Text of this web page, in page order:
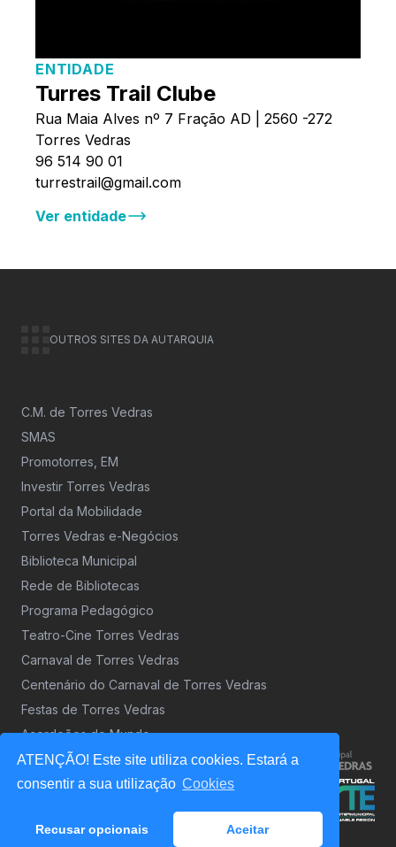
ATENÇÃO! Este site utiliza cookies. Estará a
consentir a sua utilização Cookies
Recusar opcionais Aceitar
ENTIDADE
Turres Trail Clube
Rua Maia Alves nº 7 Fração AD | 2560 -272
Torres Vedras
96 514 90 01
turrestrail@gmail.com
Ver entidade
OUTROS SITES DA AUTARQUIA
C.M. de Torres Vedras
SMAS
Promotorres, EM
Investir Torres Vedras
Portal da Mobilidade
Torres Vedras e-Negócios
Biblioteca Municipal
Rede de Bibliotecas
Programa Pedagógico
Teatro-Cine Torres Vedras
Carnaval de Torres Vedras
Centenário do Carnaval de Torres Vedras
Festas de Torres Vedras
Acordeões do Mundo